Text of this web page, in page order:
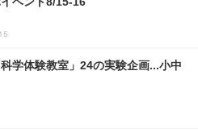
学体験教室」24の実験企画...小中